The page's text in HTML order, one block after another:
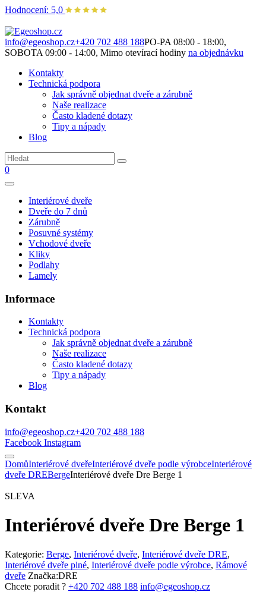
Hodnocení: 5,0
info@egeoshop.cz+420 702 488 188PO-PA 08:00 - 18:00,
SOBOTA 09:00 - 14:00, Mimo otevírací hodiny na objednávku
Kontakty
Technická podpora
Jak správně objednat dveře a zárubně
Naše realizace
Často kladené dotazy
Tipy a nápady
Blog
0
Interiérové dveře
Dveře do 7 dnů
Zárubně
Posuvné systémy
Vchodové dveře
Kliky
Podlahy
Lamely
Informace
Kontakty
Technická podpora
Jak správně objednat dveře a zárubně
Naše realizace
Často kladené dotazy
Tipy a nápady
Blog
Kontakt
info@egeoshop.cz+420 702 488 188
Facebook Instagram
DomůInteriérové dveřeInteriérové dveře podle výrobceInteriérové
dveře DREBergeInteriérové dveře Dre Berge 1
SLEVA
Interiérové dveře Dre Berge 1
Kategorie: Berge, Interiérové dveře, Interiérové dveře DRE,
Interiérové dveře plné, Interiérové dveře podle výrobce, Rámové
dveře Značka:DRE
Chcete poradit ? +420 702 488 188 info@egeoshop.cz